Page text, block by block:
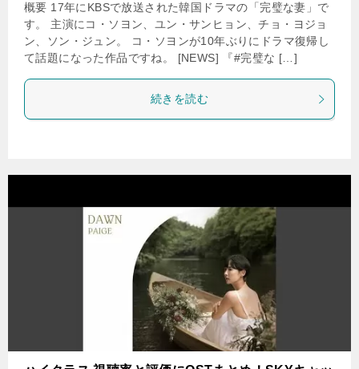
概要 17年にKBSで放送された韓国ドラマの「完璧な妻」で
す。 主演にコ・ソヨン、ユン・サンヒョン、チョ・ヨジョ
ン、ソン・ジュン。 コ・ソヨンが10年ぶりにドラマ復帰し
て話題になった作品ですね。 [NEWS] 『#完璧な […]
続きを読む